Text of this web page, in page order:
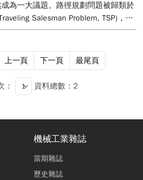
為一大議題。路徑規劃問題被歸類於
Salesman Problem, TSP)，且
徑時需考慮雷射平台作動特性，加工
其中會針對基因演算法(Genetic
，包含染色體的設計、機制、流程等
及挑選此演算法之原因。在文末，我們
因演算法模組，並對六種不同數量規模
佳路徑可節省1小時至10小時不等的
低生產成本。
上一頁 下一頁 最尾頁
： 資料總數：2
機械工業雜誌
當期雜誌
歷史雜誌